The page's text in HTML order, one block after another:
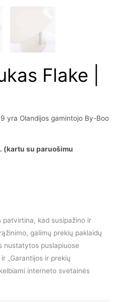
Flake |
yra Olandijos gamintojo By-Boo
(kartu su paruošimu
patvirtina, kad susipažino ir
galimų prekių paklaidų
nustatytos puslapiuose
„Garantijos ir prekių
interneto svetainės